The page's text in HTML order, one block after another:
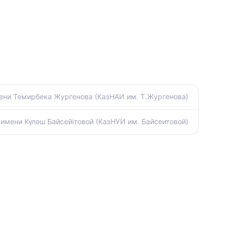
Темирбека Жургенова (КазНАИ им. Т.Жургенова)
Күләш Байсейітовой (КазНУИ им. Байсеитовой)